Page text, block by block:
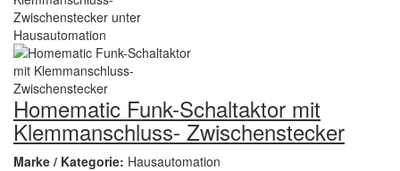
Homematic Funk-Schaltaktor mit
Klemmanschluss- Zwischenstecker
Marke / Kategorie: Hausautomation